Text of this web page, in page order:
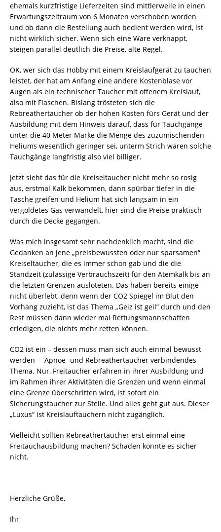
ehemals kurzfristige Lieferzeiten sind mittlerweile in einen
Erwartungszeitraum von 6 Monaten verschoben worden
und ob dann die Bestellung auch bedient werden wird, ist
nicht wirklich sicher. Wenn sich eine Ware verknappt,
steigen parallel deutlich die Preise, alte Regel.
OK, wer sich das Hobby mit einem Kreislaufgerät zu tauchen
leistet, der hat am Anfang eine andere Kostenblase vor
Augen als ein technischer Taucher mit offenem Kreislauf,
also mit Flaschen. Bislang trösteten sich die
Rebreathertaucher ob der hohen Kosten fürs Gerät und der
Ausbildung mit dem Hinweis darauf, dass für Tauchgänge
unter die 40 Meter Marke die Menge des zuzumischenden
Heliums wesentlich geringer sei, unterm Strich wären solche
Tauchgänge langfristig also viel billiger.
Jetzt sieht das für die Kreiseltaucher nicht mehr so rosig
aus, erstmal Kalk bekommen, dann spürbar tiefer in die
Tasche greifen und Helium hat sich langsam in ein
vergoldetes Gas verwandelt, hier sind die Preise praktisch
durch die Decke gegangen.
Was mich insgesamt sehr nachdenklich macht, sind die
Gedanken an jene „preisbewussten oder nur sparsamen“
Kreiseltaucher, die es immer schon gab und die die
Standzeit (zulässige Verbrauchszeit) für den Atemkalk bis an
die letzten Grenzen ausloteten. Das haben bereits einige
nicht überlebt, denn wenn der CO2 Spiegel im Blut den
Vorhang zuzieht, ist das Thema „Geiz ist geil“ durch und den
Rest müssen dann wieder mal Rettungsmannschaften
erledigen, die nichts mehr retten können.
CO2 ist ein – dessen muss man sich auch einmal bewusst
werden – Apnoe- und Rebreathertaucher verbindendes
Thema. Nur, Freitaucher erfahren in ihrer Ausbildung und
im Rahmen ihrer Aktivitäten die Grenzen und wenn einmal
eine Grenze überschritten wird, ist sofort ein
Sicherungstaucher zur Stelle. Und alles geht gut aus. Dieser
„Luxus“ ist Kreislauftauchern nicht zugänglich.
Vielleicht sollten Rebreathertaucher erst einmal eine
Freitauchausbildung machen? Schaden könnte es sicher
nicht.
Herzliche Grüße,
Ihr